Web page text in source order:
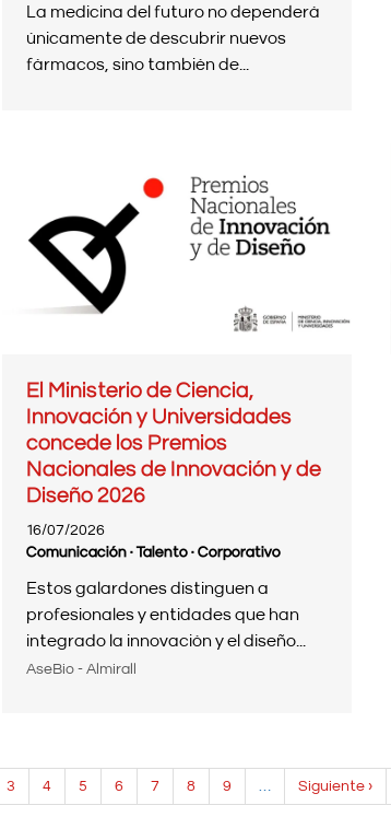
La medicina del futuro no dependerá
únicamente de descubrir nuevos
fármacos, sino también de...
El Ministerio de Ciencia,
Innovación y Universidades
concede los Premios
Nacionales de Innovación y de
Diseño 2026
16/07/2026
Comunicación · Talento · Corporativo
Estos galardones distinguen a
profesionales y entidades que han
integrado la innovación y el diseño...
AseBio - Almirall
Page
3 Page
4 Page
5 Page
6 Page
7 Page
8 Page
9 …
Siguiente
página
Siguiente ›